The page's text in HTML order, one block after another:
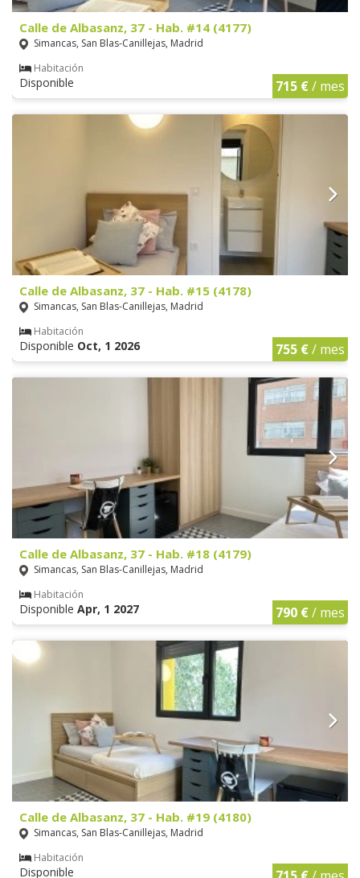
Calle de Albasanz, 37 - Hab. #14 (4177)
Simancas, San Blas-Canillejas, Madrid
Habitación
Disponible 715 €/ mes
Calle de Albasanz, 37 - Hab. #15 (4178)
Simancas, San Blas-Canillejas, Madrid
Habitación
Disponible Oct, 1 2026 755 €/ mes
Calle de Albasanz, 37 - Hab. #18 (4179)
Simancas, San Blas-Canillejas, Madrid
Habitación
Disponible Apr, 1 2027 790 €/ mes
Calle de Albasanz, 37 - Hab. #19 (4180)
Simancas, San Blas-Canillejas, Madrid
Habitación
Disponible